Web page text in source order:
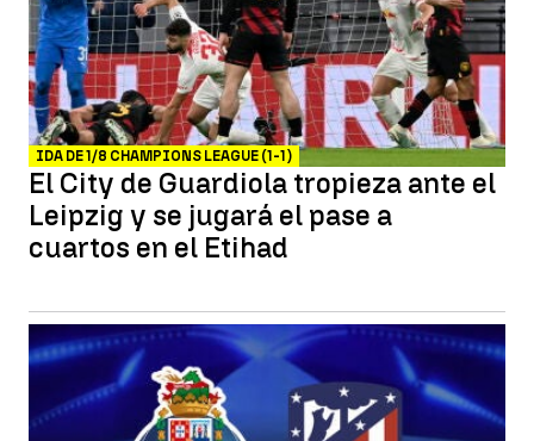
IDA DE 1/8 CHAMPIONS LEAGUE (1-1)
El City de Guardiola tropieza ante el
Leipzig y se jugará el pase a
cuartos en el Etihad